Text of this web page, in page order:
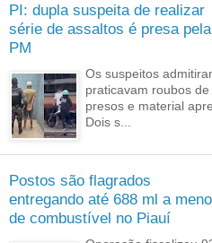
PI: dupla suspeita de realizar
série de assaltos é presa pela
PM
Os suspeitos
praticavam roubos
presos e material
Dois s...
Postos são flagrados
entregando até 688 ml a
de combustível no Piauí